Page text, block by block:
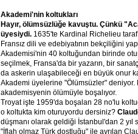
Akademi'nin koltukları
Hayır, ölümsüzlüğe kavuştu. Çünkü
üyesiydi. 1635'te Kardinal Richelieu
Fransız dili ve edebiyatının bekçiliğini
Akademisi'nin 40 koltuğundan birinde
seçilmek, Fransa'da bir yazarın, bir
da askerin ulaşabileceği en büyük onur
Akademi üyelerine "Ölümsüzler" deniyor.
akademisyenin ölümüyle boşalıyor.
Troyat işte 1959'da boşalan 28 no'lu
o koltukta kim oturuyordu dersiniz?
düşmanı olarak geldiği İstanbul'dan 2 yıl
"İflah olmaz Türk dostluğu" ile ayrılan